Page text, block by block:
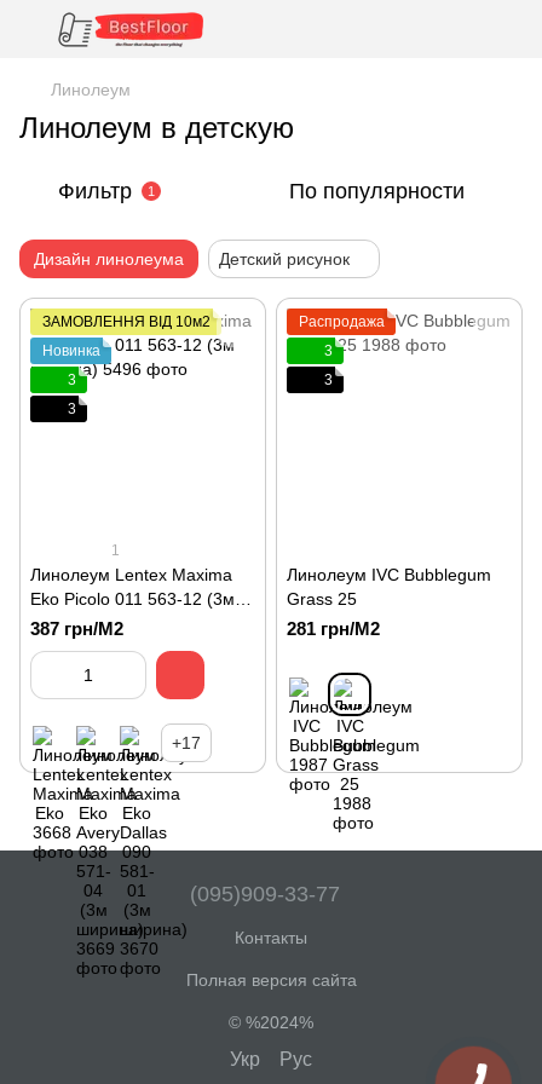
Линолеум
Линолеум в детскую
Фильтр 1 По популярности
Дизайн линолеума Детский рисунок
ЗАМОВЛЕННЯ ВІД 10м2
Новинка
3
3
1
Линолеум Lentex Maxima
Eko Picolo 011 563-12 (3м
ширина)
387 грн/М2
+17
Распродажа
3
3
Линолеум IVC Bubblegum
Grass 25
281 грн/М2
(095)909-33-77
Контакты
Полная версия сайта
© %2024%
Укр Рус